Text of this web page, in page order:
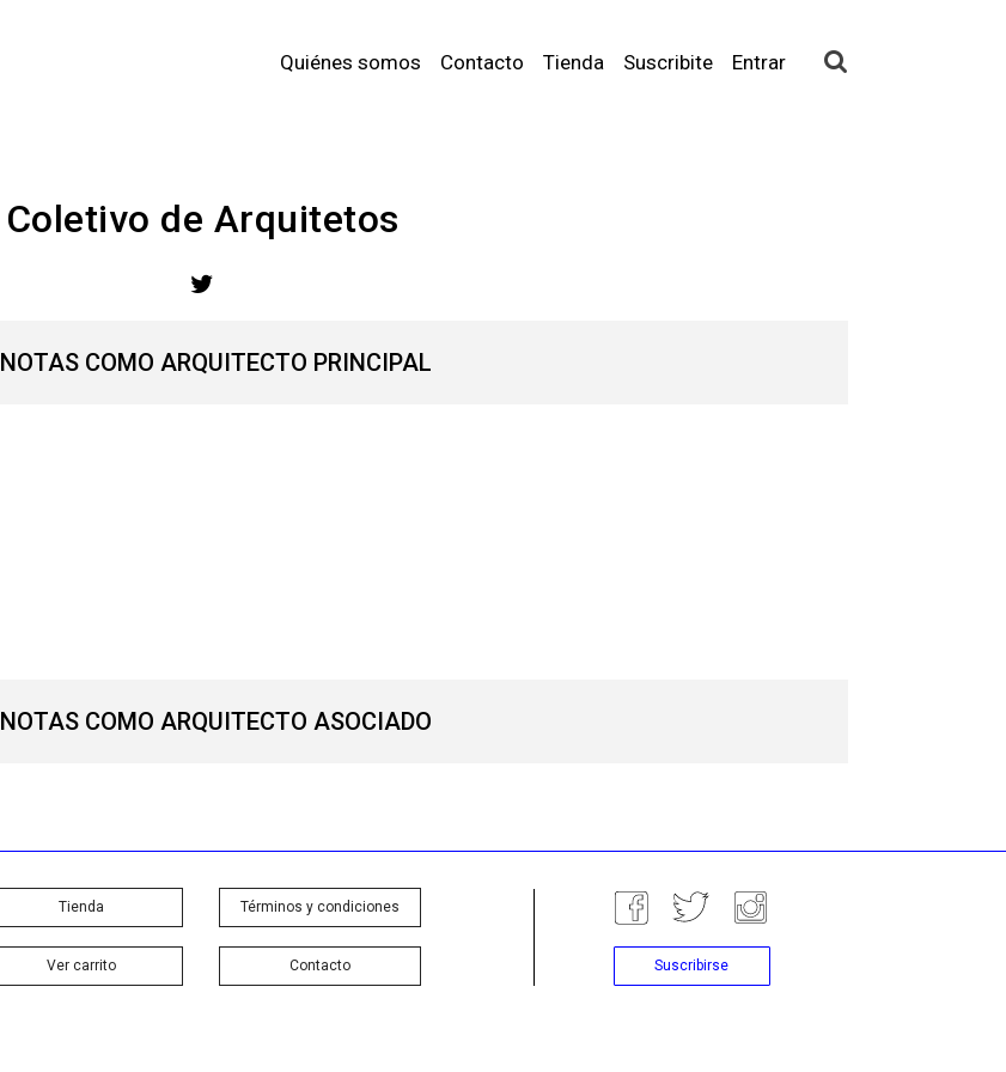
Quiénes somos Contacto Tienda Suscribite Entrar
Coletivo de Arquitetos
NOTAS COMO ARQUITECTO PRINCIPAL
NOTAS COMO ARQUITECTO ASOCIADO
Tienda
Ver carrito
Términos y condiciones
Contacto Suscribirse